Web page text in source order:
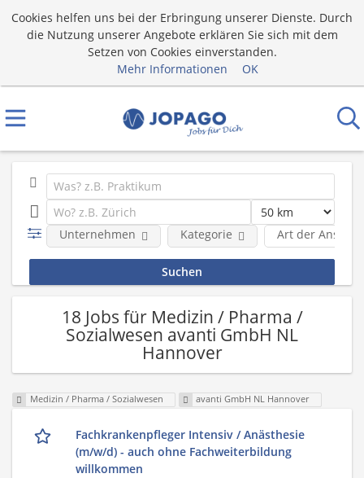
Cookies helfen uns bei der Erbringung unserer Dienste. Durch
die Nutzung unserer Angebote erklären Sie sich mit dem
Setzen von Cookies einverstanden.
Mehr Informationen
OK
Art der
Unternehmen Kategorie
18 Jobs für Medizin / Pharma /
Sozialwesen avanti GmbH NL
Hannover
Medizin / Pharma / Sozialwesen avanti GmbH NL Hannover
Fachkrankenpfleger Intensiv / Anästhesie
(m/w/d) - auch ohne Fachweiterbildung
willkommen